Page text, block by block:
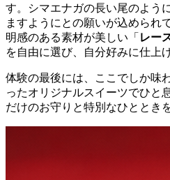
す。シマエナガの長い尾のよう
ますようにとの願いが込められ
明感のある素材が美しい「 レー
を自由に選び、自分好みに仕上
体験の最後には、ここでしか味
ったオリジナルスイーツでひと
だけのお守りと特別なひととき